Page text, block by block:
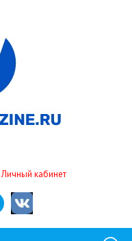
Личный кабинет